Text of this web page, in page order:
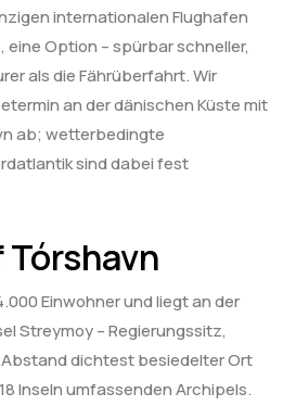
internationalen Flughafen
eine Option – spürbar schneller,
als die Fährüberfahrt. Wir
an der dänischen Küste mit
ab; wetterbedingte
sind dabei fest
Einwohner und liegt an der
Streymoy – Regierungssitz,
dichtest besiedelter Ort
Inseln umfassenden Archipels.